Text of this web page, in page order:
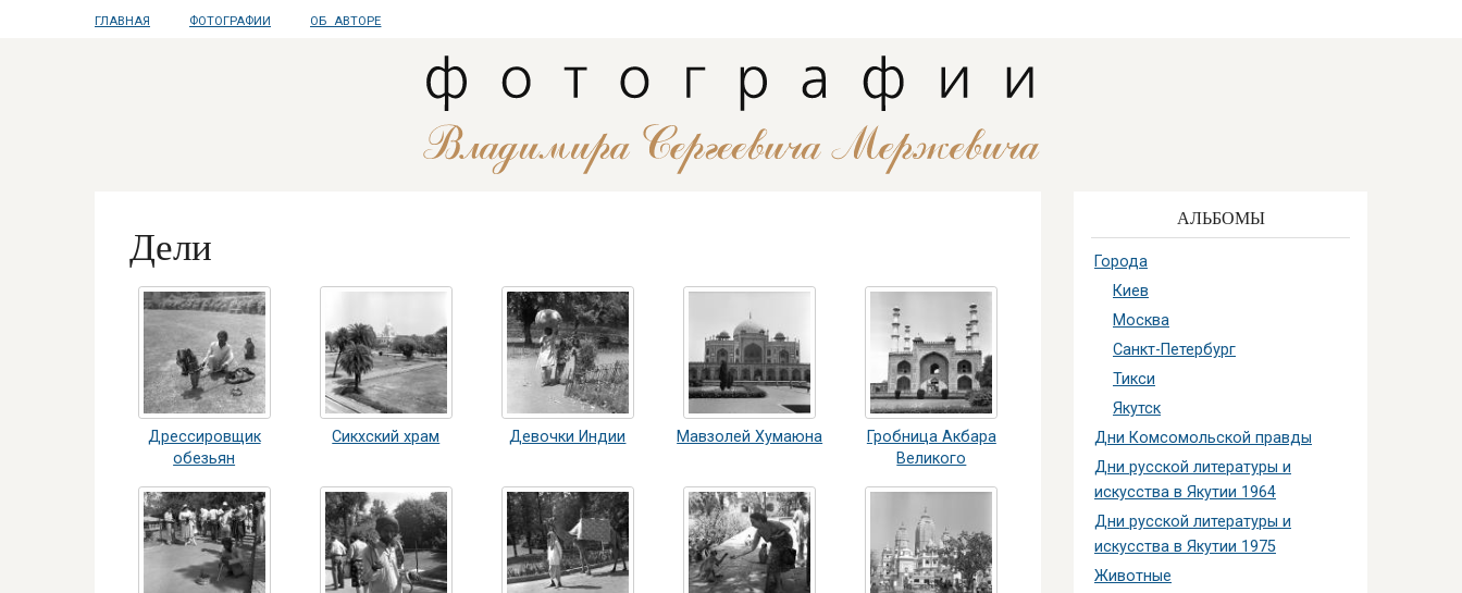
ГЛАВНАЯ ФОТОГРАФИИ ОБ АВТОРЕ
Дели
Дрессировщик
обезьян
Сикхский храм Девочки Индии Мавзолей Хумаюна
Гробница Акбара
Великого
АЛЬБОМЫ
Города
Киев
Москва
Санкт-Петербург
Тикси
Якутск
Дни Комсомольской правды
Дни русской литературы и
искусства в Якутии 1964
Дни русской литературы и
искусства в Якутии 1975
Животные